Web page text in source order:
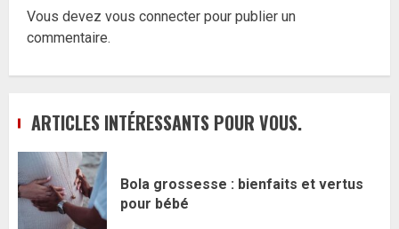
Vous devez vous connecter pour publier un
commentaire.
ARTICLES INTÉRESSANTS POUR VOUS.
Bola grossesse : bienfaits et vertus
pour bébé